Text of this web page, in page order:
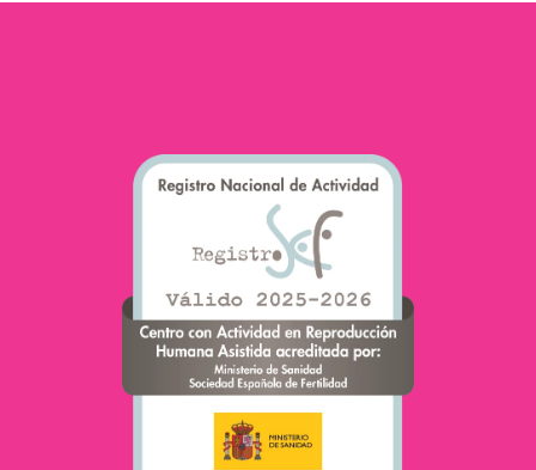
apego seguro, crianza y